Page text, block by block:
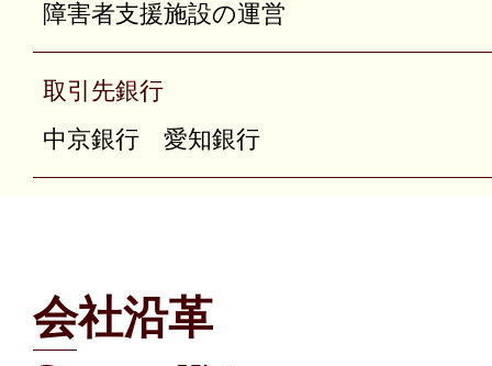
障害者支援施設の運営
取引先銀行
中京銀行 愛知銀行
会社沿革